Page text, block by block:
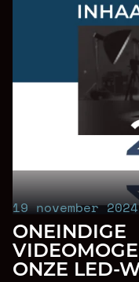
19 november 2024
ONEINDIGE
ONZE LED-